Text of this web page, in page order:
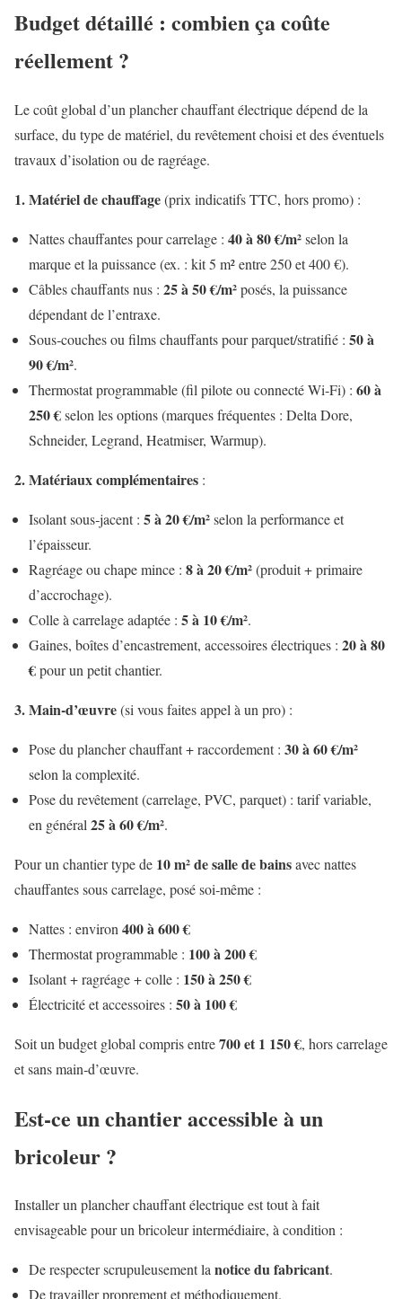
Budget détaillé : combien ça coûte
réellement ?
Le coût global d’un plancher chauffant électrique dépend de la
surface, du type de matériel, du revêtement choisi et des éventuels
travaux d’isolation ou de ragréage.
1. Matériel de chauffage(prix indicatifs TTC, hors promo) :
Nattes chauffantes pour carrelage : 40 à 80 €/m²selon la
marque et la puissance (ex. : kit 5 m² entre 250 et 400 €).
Câbles chauffants nus : 25 à 50 €/m²posés, la puissance
dépendant de l’entraxe.
Sous‑couches ou films chauffants pour parquet/stratifié : 50 à
90 €/m².
Thermostat programmable (fil pilote ou connecté Wi‑Fi) : 60 à
250 €selon les options (marques fréquentes : Delta Dore,
Schneider, Legrand, Heatmiser, Warmup).
2. Matériaux complémentaires :
Isolant sous‑jacent : 5 à 20 €/m²selon la performance et
l’épaisseur.
Ragréage ou chape mince : 8 à 20 €/m²(produit + primaire
d’accrochage).
Colle à carrelage adaptée : 5 à 10 €/m².
Gaines, boîtes d’encastrement, accessoires électriques : 20 à 80
€pour un petit chantier.
3. Main‑d’œuvre(si vous faites appel à un pro) :
Pose du plancher chauffant + raccordement : 30 à 60 €/m²
selon la complexité.
Pose du revêtement (carrelage, PVC, parquet) : tarif variable,
en général 25 à 60 €/m².
Pour un chantier type de 10 m² de salle de bainsavec nattes
chauffantes sous carrelage, posé soi‑même :
Nattes : environ 400 à 600 €
Thermostat programmable : 100 à 200 €
Isolant + ragréage + colle : 150 à 250 €
Électricité et accessoires : 50 à 100 €
Soit un budget global compris entre700 et 1 150 €, hors carrelage
et sans main‑d’œuvre.
Est‑ce un chantier accessible à un
bricoleur ?
Installer un plancher chauffant électrique est tout à fait
envisageable pour un bricoleur intermédiaire, à condition :
De respecter scrupuleusement lanotice du fabricant.
De travailler proprement et méthodiquement.